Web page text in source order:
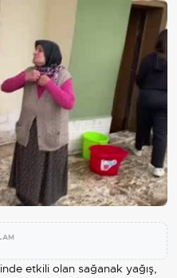
etkili olan sağanak yağış,